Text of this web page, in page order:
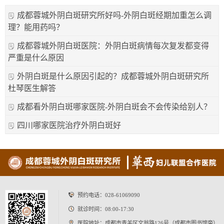
成都蓉城外阴白斑研究所好吗-外阴白斑经期加重怎么调
理？能用药吗？
成都蓉城外阴白斑医院：外阴白斑病情每次复发都变得
严重是什么原因
外阴白斑是什么原因引起的？成都蓉城外阴白斑研究所
杜琴医生解答
成都看外阴白斑哪家医院-外阴白斑会不会传染给别人？
四川哪家医院治疗外阴白斑好
预约电话： 028-61069090
就诊时间：08:00-17:30